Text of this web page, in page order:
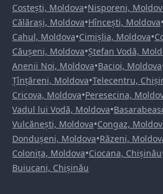
Costești, Moldova•Nisporeni,
Călărași, Moldova•Hîncești, Moldova•
Cahul, Moldova•Cimișlia, Moldova•
Căușeni, Moldova•Ștefan Vodă,
Anenii Noi, Moldova•Bacioi, Moldova
Țînțăreni, Moldova•Telecentru,
Cricova, Moldova•Peresecina,
Vadul lui Vodă, Moldova•
Vulcănești, Moldova•Congaz,
Dondușeni, Moldova•Răzeni,
Colonița, Moldova•Ciocana, Chișinău
Buiucani, Chișinău